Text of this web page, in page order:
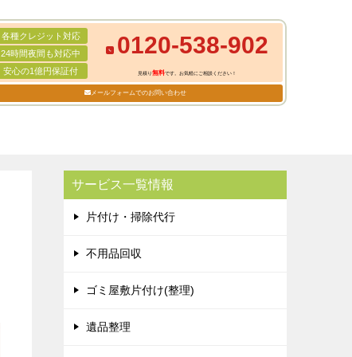
各種クレジット対応
24時間夜間も対応中
安心の1億円保証付
0120-538-902
見積り無料です。お気軽にご相談ください！
メールフォームでのお問い合わせ
サービス一覧情報
片付け・掃除代行
不用品回収
ゴミ屋敷片付け(整理)
遺品整理